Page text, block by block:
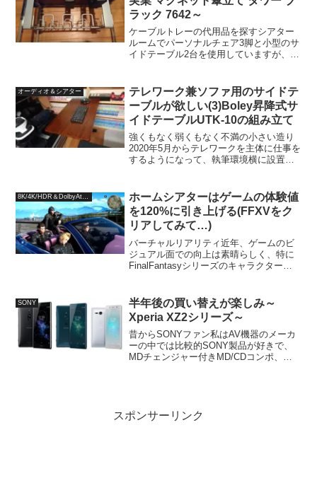
ラック 7642～
ケーブルトレーの代用品を探すシアター
ルームでパーソナルチェア3脚と小型のサ
イドテーブル2台を使用していますが、両
サンワサプライ 100-DESKH057Mという
サイドテ...
オーディオ＆シアター
テレワーク兼ソファ用のサイドテ
ーブルが欲しい(3)Boley昇降式サ
イドテーブルUTK-10の組み立て
強くもなく弱くもなく不満の小さい造り
2020年5月からテレワークを主体に仕事を
するようになって、執筆環境横に設置さ
サイドテーブルとして、Boley 昇降式
サ...
8K/4K/HDR＆DolbyAtmos
ホームシアターはゲームの体験値
を120%に引き上げる(FFXVをク
リアしてみて…)
バーチャルリアリティ近年、ゲームのビ
ジュアル面での向上は素晴らしく、特に
FinalFantasyシリーズのキャラクターの
イト攻略情報を参考に昨晩一応
FinalFanta...
SONY
半年後の買い替えが楽しみ～
Xperia XZ2シリーズ～
昔からSONYファン私はAV機器のメーカ
ーの中では比較的SONY製品が好きで、
MDチェンジャー付きMD/CDコンポ、カ
スポンサーリンク